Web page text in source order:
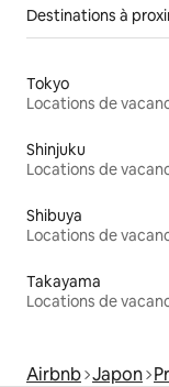
Destinations à
Tokyo
Locations de
Shinjuku
Locations de
Shibuya
Locations de
Takayama
Locations de
Airbnb Japon